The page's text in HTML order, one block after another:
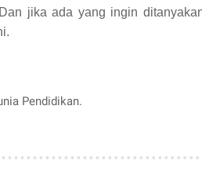
jika ada yang ingin
Pendidikan.